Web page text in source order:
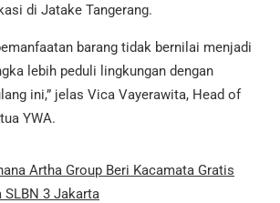
di Jatake Tangerang.
barang tidak bernilai menjadi
lebih peduli lingkungan dengan
ini,” jelas Vica Vayerawita, Head of
YWA.
Artha Group Beri Kacamata Gratis
SLBN 3 Jakarta